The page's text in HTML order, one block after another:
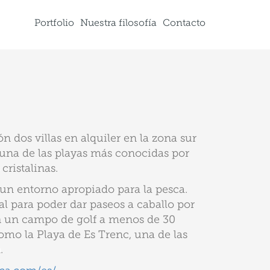
Portfolio Nuestra filosofía Contacto
dos villas en alquiler en la zona sur
de las playas más conocidas por
entorno apropiado para la pesca.
para poder dar paseos a caballo por
campo de golf a menos de 30
la Playa de Es Trenc, una de las